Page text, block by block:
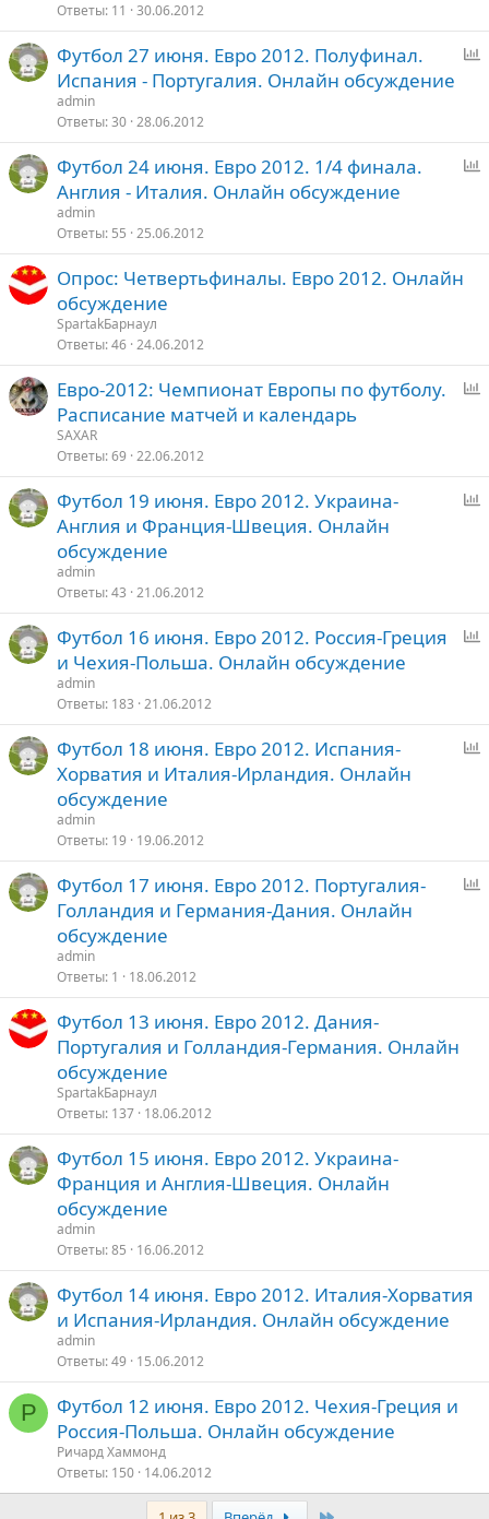
Ответы 11 30.06.2012
с
Футбол 27 июня. Евро 2012. Полуфинал.
Испания - Португалия. Онлайн обсуждение
admin
Ответы 30 28.06.2012
с
Футбол 24 июня. Евро 2012. 1/4 финала.
Англия - Италия. Онлайн обсуждение
admin
Ответы 55 25.06.2012
Опрос: Четвертьфиналы. Евро 2012. Онлайн
обсуждение
SpartakБарнаул
Ответы 46 24.06.2012
с
Евро-2012: Чемпионат Европы по футболу.
Расписание матчей и календарь
SAXAR
Ответы 69 22.06.2012
Футбол 19 июня. Евро 2012. Украина-
Англия и Франция-Швеция. Онлайн
обсуждение
admin
Ответы 43 21.06.2012
с
Футбол 16 июня. Евро 2012. Россия-Греция
и Чехия-Польша. Онлайн обсуждение
admin
Ответы 183 21.06.2012
Футбол 18 июня. Евро 2012. Испания-
Хорватия и Италия-Ирландия. Онлайн
обсуждение
admin
Ответы 19 19.06.2012
Футбол 17 июня. Евро 2012. Португалия-
Голландия и Германия-Дания. Онлайн
обсуждение
admin
Ответы 1 18.06.2012
Футбол 13 июня. Евро 2012. Дания-
Португалия и Голландия-Германия. Онлайн
обсуждение
SpartakБарнаул
Ответы 137 18.06.2012
Футбол 15 июня. Евро 2012. Украина-
Франция и Англия-Швеция. Онлайн
обсуждение
admin
Ответы 85 16.06.2012
Футбол 14 июня. Евро 2012. Италия-Хорватия
и Испания-Ирландия. Онлайн обсуждение
admin
Ответы 49 15.06.2012
Р
Футбол 12 июня. Евро 2012. Чехия-Греция и
Россия-Польша. Онлайн обсуждение
Ричард Хаммонд
Ответы 150 14.06.2012